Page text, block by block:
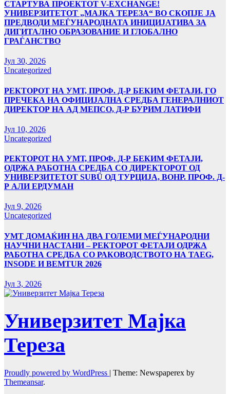
СТАРТУВА ПРОЕКТОТ V-EXCHANGE!
УНИВЕРЗИТЕТОТ „МАЈКА ТЕРЕЗА“ ВО СКОПЈЕ ЈА
ПРЕДВОДИ МЕЃУНАРОДНАТА ИНИЦИЈАТИВА ЗА
ДИГИТАЛНО ОБРАЗОВАНИЕ И ГЛОБАЛНО
ГРАЃАНСТВО
Јул 30, 2026
Uncategorized
РЕКТОРОТ НА УМТ, ПРОФ. Д-Р БЕКИМ ФЕТАЈИ, ГО
ПРЕЧЕКА НА ОФИЦИЈАЛНА СРЕДБА ГЕНЕРАЛНИОТ
ДИРЕКТОР НА АД МЕПСО, Д-Р БУРИМ ЛАТИФИ
Јул 10, 2026
Uncategorized
РЕКТОРОТ НА УМТ, ПРОФ. Д-Р БЕКИМ ФЕТАЈИ,
ОДРЖА РАБОТНА СРЕДБА СО ДИРЕКТОРОТ ОД
УНИВЕРЗИТЕТОТ SUBÜ ОД ТУРЦИЈА, ВОНР. ПРОФ. Д-
Р АЛИ ЕРДУМАН
Јул 9, 2026
Uncategorized
УMТ ДОМАЌИН НА ДВА ГОЛЕМИ МЕЃУНАРОДНИ
НАУЧНИ НАСТАНИ – РЕКТОРОТ ФЕТАЈИ ОДРЖА
РАБОТНА СРЕДБА СО РАКОВОДСТВОТО НА TAEG,
INSODE И BEMTUR 2026
Јул 3, 2026
Универзитет Мајка
Тереза
Proudly powered by WordPress | Theme: Newspaperex by
Themeansar.